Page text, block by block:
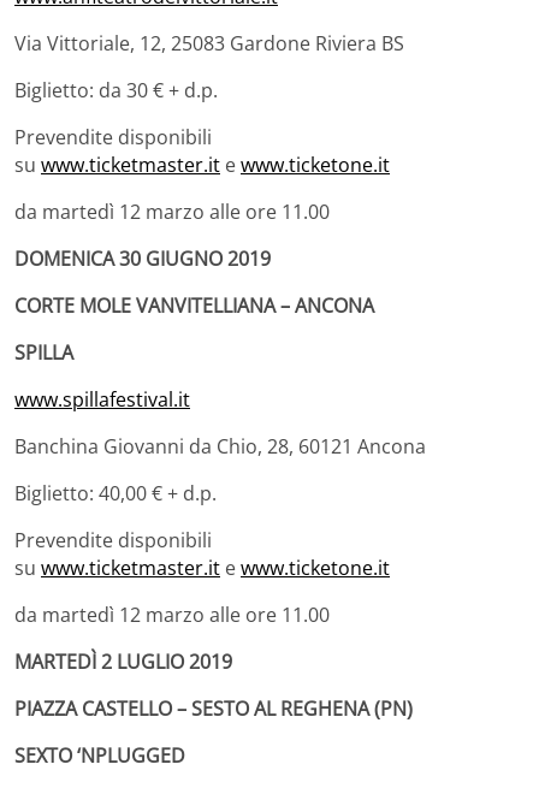
Via Vittoriale, 12, 25083 Gardone Riviera BS
Biglietto: da 30 € + d.p.
Prevendite disponibili
su www.ticketmaster.it ewww.ticketone.it
da martedì 12 marzo alle ore 11.00
DOMENICA 30 GIUGNO 2019
CORTE MOLE VANVITELLIANA – ANCONA
SPILLA
www.spillafestival.it
Banchina Giovanni da Chio, 28, 60121 Ancona
Biglietto: 40,00 € + d.p.
Prevendite disponibili
su www.ticketmaster.it ewww.ticketone.it
da martedì 12 marzo alle ore 11.00
MARTEDÌ 2 LUGLIO 2019
PIAZZA CASTELLO – SESTO AL REGHENA (PN)
SEXTO ‘NPLUGGED